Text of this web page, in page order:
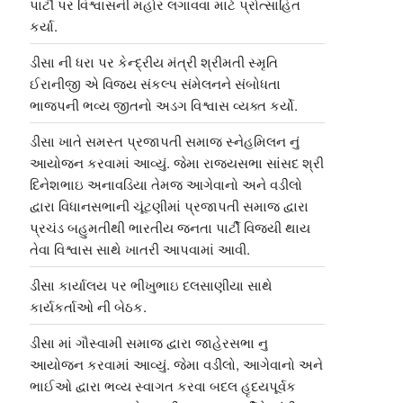
કર્યા.
ડીસા ની ધરા પર કેન્દ્રીય મંત્રી શ્રીમતી સ્મૃતિ
ઈરાનીજી એ વિજય સંકલ્પ સંમેલનને સંબોધતા
ભાજપની ભવ્ય જીતનો અડગ વિશ્વાસ વ્યક્ત કર્યો.
ડીસા ખાતે સમસ્ત પ્રજાપતી સમાજ સ્નેહમિલન નું
આયોજન કરવામાં આવ્યું. જેમા રાજ્યસભા સાંસદ શ્રી
દિનેશભાઇ અનાવડિયા તેમજ આગેવાનો અને વડીલો
દ્વારા વિધાનસભાની ચૂંટણીમાં પ્રજાપતી સમાજ દ્વારા
પ્રચંડ બહુમતીથી ભારતીય જનતા પાર્ટી વિજયી થાય
તેવા વિશ્વાસ સાથે ખાતરી આપવામાં આવી.
ડીસા કાર્યાલય પર ભીખુભાઇ દલસાણીયા સાથે
કાર્યકર્તાઓ ની બેઠક.
ડીસા માં ગૌસ્વામી સમાજ દ્વારા જાહેરસભા નુ
આયોજન કરવામાં આવ્યું. જેમા વડીલો, આગેવાનો અને
ભાઈઓ દ્વારા ભવ્ય સ્વાગત કરવા બદલ હૃદયપૂર્વક